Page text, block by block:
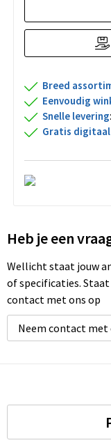
Breed
Eenvoudig
Snelle levering
Gratis
Heb je een
Wellicht staat jouw
of specificaties. Staat
contact met ons op
Neem contact met